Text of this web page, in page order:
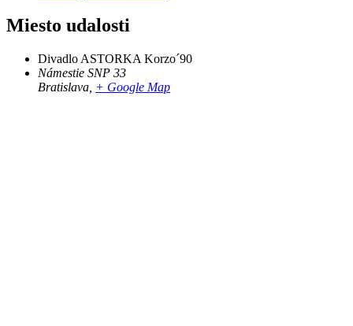
Miesto udalosti
Divadlo ASTORKA Korzo´90
Námestie SNP 33
Bratislava + Google Map